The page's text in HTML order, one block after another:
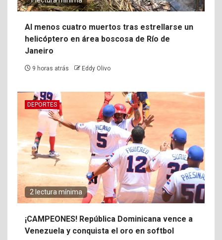
Al menos cuatro muertos tras estrellarse un
helicóptero en área boscosa de Río de
Janeiro
9 horas atrás Eddy Olivo
DEPORTES
2 lectura mínima
¡CAMPEONES! República Dominicana vence a
Venezuela y conquista el oro en softbol